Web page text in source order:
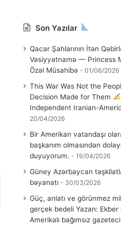
Son Yazılar
Qacar Şahlarının İtən
Vəsiyyətnamə — Princess
Özəl Müsahibə
01/06/2026
This War Was Not the
Decision Made for Them
Independent Iranian-
20/04/2026
Bir Amerikan vatandaşı
başkanım olmasından
duyuyorum.
19/04/2026
Güney Azərbaycan
bəyanatı
30/03/2026
Güç, anlatı ve görünmez
gerçek bedeli Yazan: Ekber
Amerikalı bağımsız gazeteci